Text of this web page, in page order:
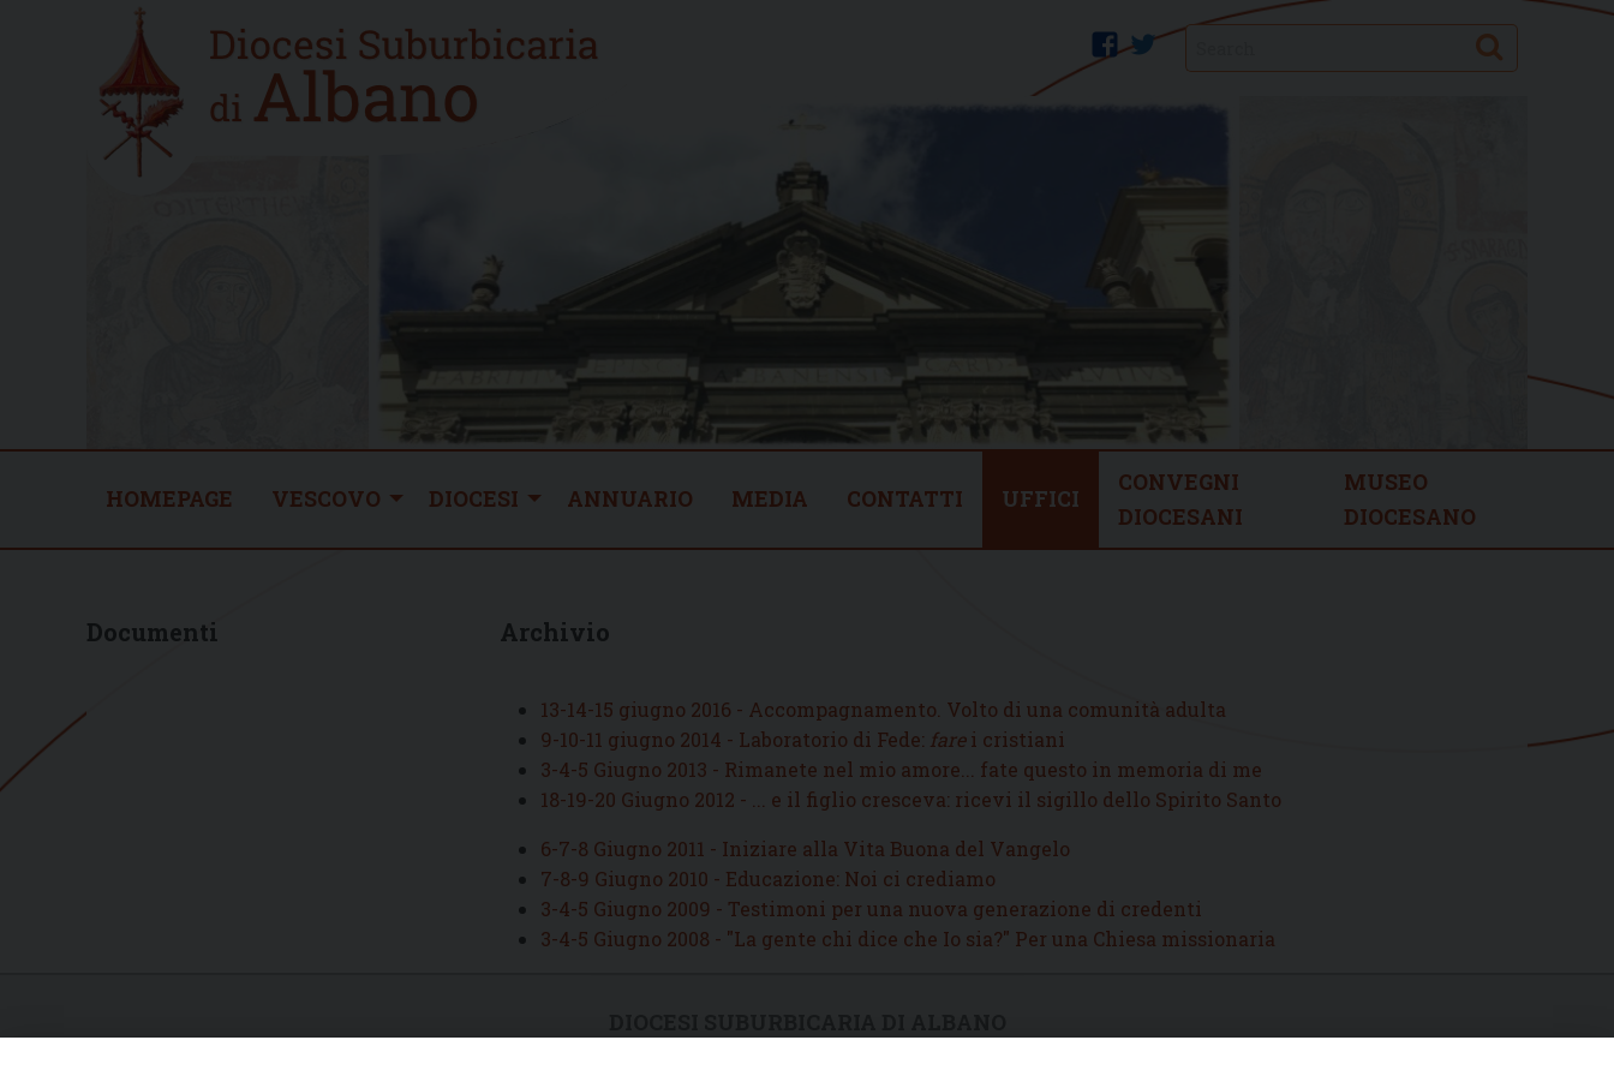
Home
new
twitter
facebook Search
HOMEPAGE VESCOVO DIOCESI ANNUARIO MEDIA CONTATTI UFFICI
CONVEGNI
DIOCESANI
MUSEO
DIOCESANO
Documenti Archivio
13-14-15 giugno 2016 - Accompagnamento. Volto di una comunità adulta
9-10-11 giugno 2014 - Laboratorio di Fede: farei cristiani
3-4-5 Giugno 2013 - Rimanete nel mio amore... fate questo in memoria di me
18-19-20 Giugno 2012 - ... e il figlio cresceva: ricevi il sigillo dello Spirito Santo
6-7-8 Giugno 2011 - Iniziare alla Vita Buona del Vangelo
7-8-9 Giugno 2010 - Educazione: Noi ci crediamo
3-4-5 Giugno 2009 - Testimoni per una nuova generazione di credenti
3-4-5 Giugno 2008 - "La gente chi dice che Io sia?" Per una Chiesa missionaria